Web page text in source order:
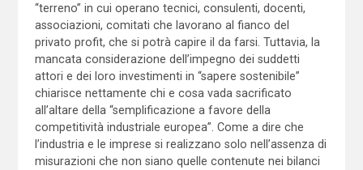
“terreno” in cui operano tecnici, consulenti, docenti,
associazioni, comitati che lavorano al fianco del
privato profit, che si potrà capire il da farsi. Tuttavia, la
mancata considerazione dell’impegno dei suddetti
attori e dei loro investimenti in “sapere sostenibile”
chiarisce nettamente chi e cosa vada sacrificato
all’altare della “semplificazione a favore della
competitività industriale europea”. Come a dire che
l’industria e le imprese si realizzano solo nell’assenza di
misurazioni che non siano quelle contenute nei bilanci